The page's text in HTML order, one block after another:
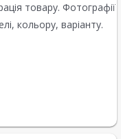
товару. Фотографії
кольору, варіанту.